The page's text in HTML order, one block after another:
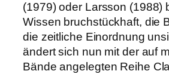
(1979) oder Larsson (1988)
Wissen bruchstückhaft, die
die zeitliche Einordnung
ändert sich nun mit der auf
Bände angelegten Reihe